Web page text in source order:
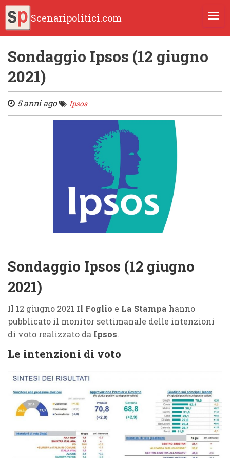
Scenaripolitici.com
Sondaggio Ipsos (12 giugno
2021)
5 anni ago Ipsos
Sondaggio Ipsos (12 giugno
2021)
Il 12 giugno 2021 Il Foglio e La Stampa hanno
pubblicato il monitor settimanale delle intenzioni
di voto realizzato da Ipsos.
Le intenzioni di voto